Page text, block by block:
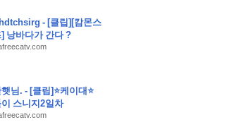
- [클립][캄몬스
] 낭바다가 간다 ?
님. - [클립]⭐케이대⭐
스니지2일차